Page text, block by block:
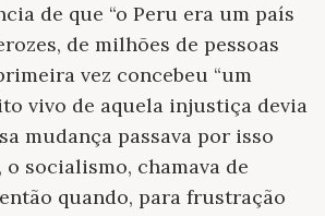
de que “o Peru era um país
de milhões de pessoas
vez concebeu “um
vivo de aquela injustiça devia
mudança passava por isso
o socialismo, chamava de
quando, para frustração